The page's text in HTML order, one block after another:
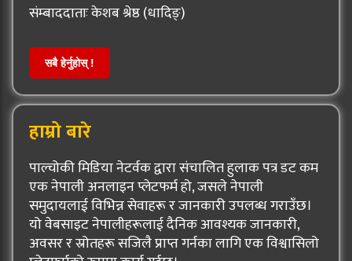
संम्बाददाताः केशब श्रेष्ठ (धादिङ्)
सबै हेर्नुहोस् !
हाम्रो बारे
पाल्चोकी मिडिया नेटर्वक द्वारा संचालित हुलाक पत्र डट कम
एक नेपाली अनलाइन प्लेटफर्म हो, जसले नेपाली
समुदायलाई विभिन्न सेवाहरू र जानकारी उपलब्ध गराउँछ।
यो वेबसाइट नेपालीहरूलाई दैनिक आवश्यक जानकारी,
अवसर र स्रोतहरू सजिलै प्राप्त गर्नका लागि एक विश्वासिलो